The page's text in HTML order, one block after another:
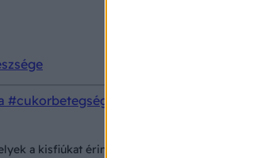
#cukorbetegség
a kisfiúkat érintő leggyakoribb urológiai